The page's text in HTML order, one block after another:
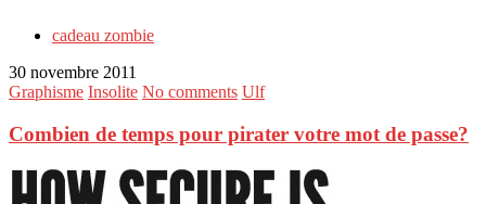
cadeau zombie
30 novembre 2011
Graphisme Insolite No comments Ulf
Combien de temps pour pirater votre mot de passe?